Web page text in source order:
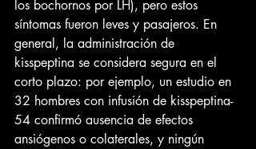
los bochornos por LH), pero estos
síntomas fueron leves y pasajeros. En
general, la administración de
kisspeptina se considera segura en el
corto plazo: por ejemplo, un estudio en
32 hombres con infusión de kisspeptina-
54 confirmó ausencia de efectos
ansiógenos o colaterales, y ningún